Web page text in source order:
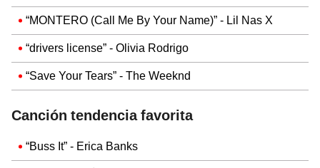
“MONTERO (Call Me By Your Name)” - Lil Nas X
“drivers license” - Olivia Rodrigo
“Save Your Tears” - The Weeknd
Canción tendencia favorita
“Buss It” - Erica Banks